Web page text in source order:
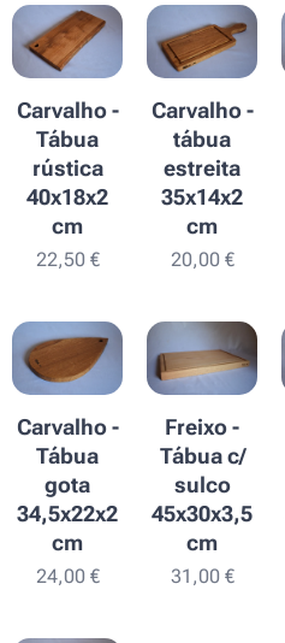
Carvalho -
Tábua
rústica
40x18x2
cm
22,50€
Carvalho -
tábua
estreita
35x14x2
cm
20,00€
Carvalho -
Tábua
gota
34,5x22x2
cm
24,00€
Freixo -
Tábua c/
sulco
45x30x3,5
cm
31,00€